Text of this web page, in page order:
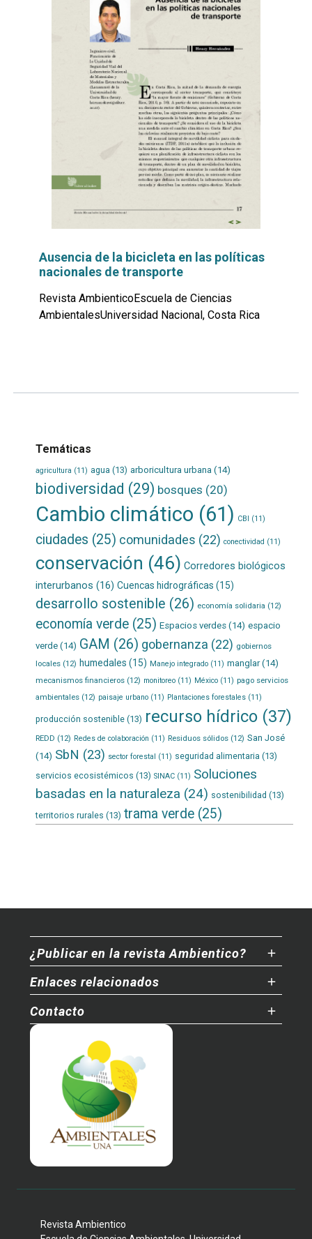
Ausencia de la bicicleta en las políticas
nacionales de transporte
Revista AmbienticoEscuela de Ciencias
AmbientalesUniversidad Nacional, Costa Rica
Temáticas
agricultura (11) agua (13) arboricultura urbana(14)
biodiversidad (29) bosques (20)
Cambio climático (61) CBI (11)
ciudades (25) comunidades (22) conectividad (11)
conservación (46) Corredores biológicos
interurbanos (16) Cuencas hidrográficas (15)
desarrollo sostenible (26) economía solidaria (12)
economía verde(25) Espacios verdes(14) espacio
verde(14) GAM (26) gobernanza (22) gobiernos
locales(12) humedales (15) Manejo integrado(11) manglar(14)
mecanismos financieros(12) monitoreo(11) México(11) pago servicios
ambientales(12) paisaje urbano(11) Plantaciones forestales(11)
producción sostenible(13) recurso hídrico(37)
REDD (12) Redes de colaboración (11) Residuos sólidos(12) San José
(14) SbN (23) sector forestal (11) seguridad alimentaria (13)
servicios ecosistémicos (13) SINAC(11) Soluciones
basadas en la naturaleza (24) sostenibilidad (13)
territorios rurales (13) trama verde(25)
¿Publicar en la revista Ambientico?
Enlaces relacionados
Contacto
Revista Ambientico